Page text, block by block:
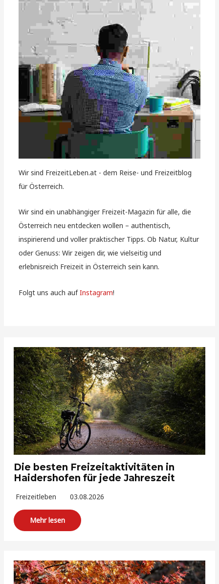
Wir sind FreizeitLeben.at - dem Reise- und Freizeitblog
für Österreich.
Wir sind ein unabhängiger Freizeit-Magazin für alle, die
Österreich neu entdecken wollen – authentisch,
inspirierend und voller praktischer Tipps. Ob Natur, Kultur
oder Genuss: Wir zeigen dir, wie vielseitig und
erlebnisreich Freizeit in Österreich sein kann.
Folgt uns auch aufInstagram!
Die besten Freizeitaktivitäten in
Haidershofen für jede Jahreszeit
Freizeitleben 03.08.2026
Mehr lesen